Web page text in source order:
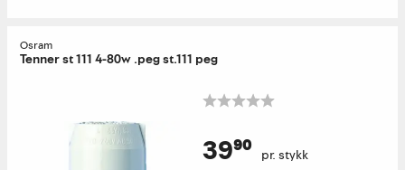
Osram
Tenner st 111 4-80w .peg st.111 peg
39⁹⁰ pr. stykk